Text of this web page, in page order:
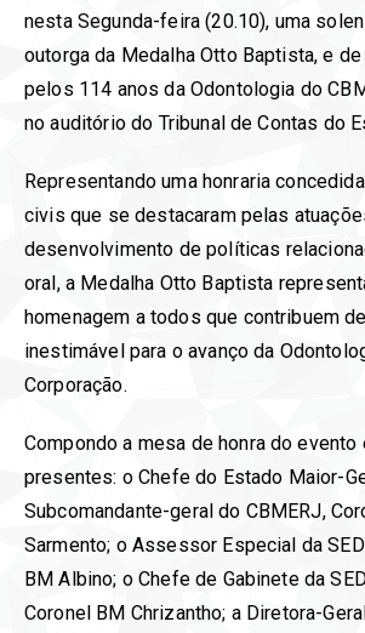
nesta Segunda-feira (20.10), uma
outorga da Medalha Otto Baptista, e
pelos 114 anos da Odontologia do
no auditório do Tribunal de Contas do
Representando uma honraria
civis que se destacaram pelas
desenvolvimento de políticas
oral, a Medalha Otto Baptista
homenagem a todos que contribuem
inestimável para o avanço da
Corporação.
Compondo a mesa de honra do
presentes: o Chefe do Estado Maior-
Subcomandante-geral do CBMERJ,
Sarmento; o Assessor Especial da
BM Albino; o Chefe de Gabinete da
Coronel BM Chrizantho; a Diretora-